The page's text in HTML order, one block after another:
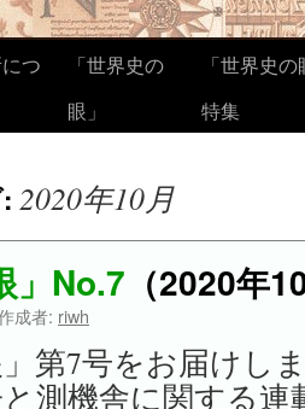
つ
「世界史の
眼」
「世界史
特集
2020年10月
」No.7 （2020年
成者: riwh
」第7号をお届けし
測機舎に関する連